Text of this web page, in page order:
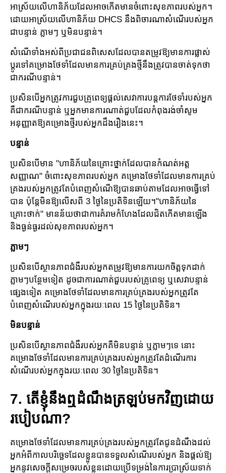
អាស្រ័យលើហានិភ័យដែលអាចកើតមានចំពោះសុខភាពរបស់អ្នក។
ដោយ​អាស្រ័យ​លើហានិភ័យ DHCS នឹងពិចារណាសំណើ​របស់អ្នក
ជាបន្ទាន់ ភ្លាមៗ ឬមិនបន្ទាន់។
សំណើ​ទាំងអស់ពីប្រជាជនពិសេសដែលបាន​តម្រូវឱ្យមានការផ្លាស់
ប្តូរទៅ​គម្រោង​ថែទាំដែលមានការ​គ្រប់​គ្រង​ថ្មីនឹងត្រូវបានចាត់ទុកថា
ជាករណីបន្ទាន់។
ប្រសិនបើអ្នកត្រូវការជួបគ្រូពេទ្យផ្ដល់សេវាការបន្តការថែទាំ​របស់អ្នក
គឺជាករណីបន្ទាន់ ឬអ្នកមានការ​ណាត់​ជួប​ដែលកំពុងរង់ចាំសូម​
អនុញ្ញាតឱ្យគម្រោងថ្មីរបស់អ្នកដឹងរឿងនេះ។
បន្ទាន់
ប្រសិនបើមាន "ហានិភ័យនៃគ្រោះថ្នាក់ដែលបានកំណត់អត្ត
សញ្ញាណ" ចំពោះសុខភាពរបស់អ្នក គម្រោង​​​ថែទាំដែលមានការ​គ្រប់​
គ្រងរបស់អ្នកត្រូវតែបំពេញសំណើឱ្យបានឆាប់តាមដែលអាចធ្វើទៅ
បាន ប៉ុន្តែ​មិនឱ្យលើសពី 3 ថ្ងៃនៃ​ប្រតិទិនឡើយ។"ហានិភ័យនៃ
គ្រោះថាក់" មានន័យថា​ជាការគំរាម​កំហែង​ដែល​ជិត​​កើតមានឡើង
និងធ្ងន់ធ្ងរដល់សុខភាពរបស់អ្នក។
ភ្លាមៗ
ប្រសិនបើស្ថានភាពជំងឺរបស់អ្នកតម្រូវឱ្យមានការយកចិត្តទុកដាក់
ភ្លាមៗបន្ថែមទៀត ដូចជាការ​ណាត់​ជួប​របស់​គ្រូពេទ្យ ឬសេវា​បន្ទាន់
ផ្សេងទៀត គម្រោង​ថែទាំដែលមានការ​គ្រប់គ្រងរបស់អ្នក​ត្រូវតែ​
បំពេញសំណើ​របស់​អ្នកក្នុងរយៈពេល​ 15 ថ្ងៃនៃប្រតិទិន​។
មិនបន្ទាន់
ប្រសិនបើស្ថានភាពជំងឺរបស់អ្នកគឺមិនបន្ទាន់ ឬភ្លាមៗទេ នោះ​
គម្រោង​ថែទាំដែលមានការ​គ្រប់គ្រងរបស់​អ្នក​ត្រូវតែដំណើរការ
សំណើរបស់អ្នកក្នុងរយៈពេល 30 ថ្ងៃនៃប្រតិទិន។
7. តើ​ខ្ញុំ​នឹងឮដំណឹងត្រឡប់មកវិញដោយ​
របៀប​ណា?
គម្រោងថែទាំដែលមានការ​គ្រប់គ្រងរបស់អ្នកត្រូវតែជូនដំណឹងដល់​
អ្នកអំពី​កាលបរិច្ឆេទដែលខ្លួន​បាន​ទទួល​សំណើ​របស់អ្នក និង​​ផ្ដល់ឱ្យ
អ្នកនូវសេចក្ដីសម្រេចរបស់ខ្លួនដោយ​ប្រើទម្រង់​នៃ​ការ​ប្រាស្រ័យទាក់​